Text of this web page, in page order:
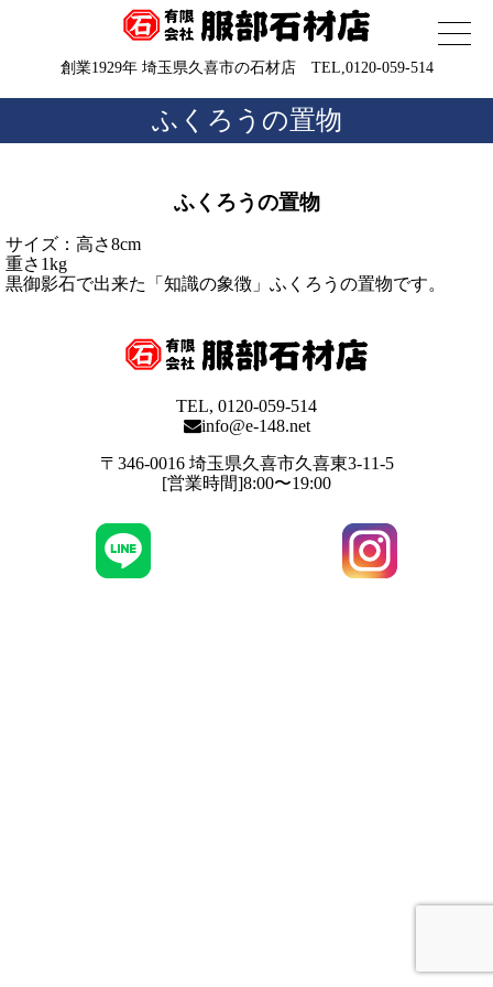
創業1929年 埼玉県久喜市の石材店 TEL,0120-059-514
ふくろうの置物
ふくろうの置物
サイズ：高さ8cm
重さ1kg
黒御影石で出来た「知識の象徴」ふくろうの置物です。
TEL, 0120-059-514
info@e-148.net
〒346-0016 埼玉県久喜市久喜東3-11-5
[営業時間]8:00〜19:00